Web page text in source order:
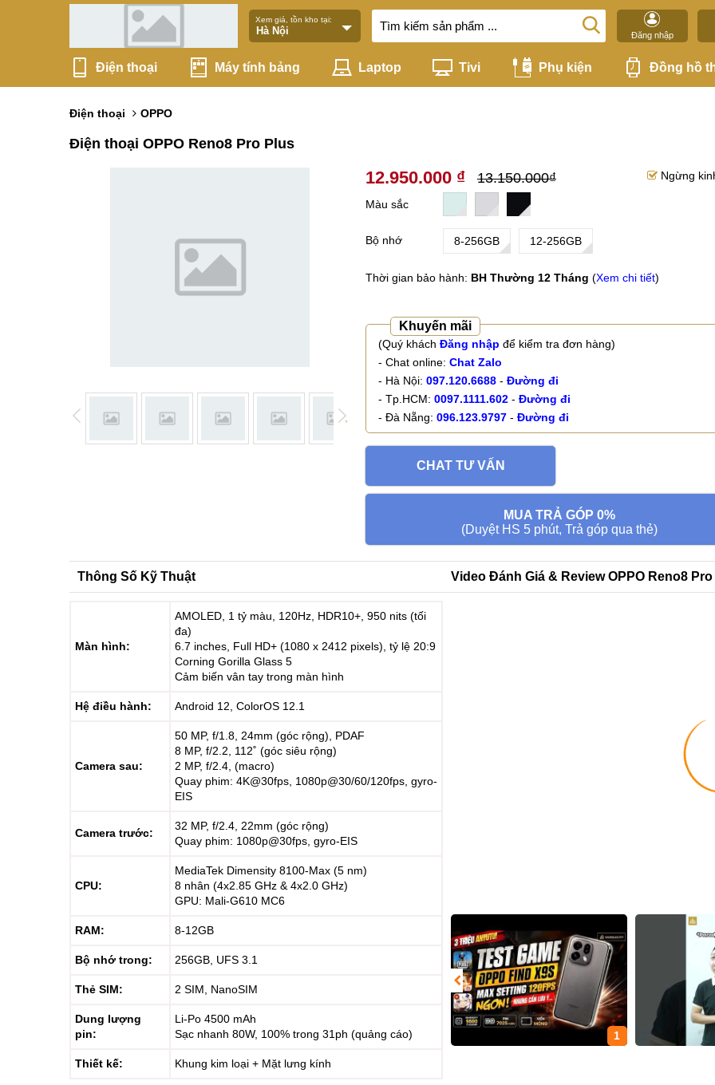
Xem giá, tồn kho tại:
Đăng nhập
Điện thoại Máy tính bảng Laptop Tivi Phụ kiện Đồng hồ
Điện thoại OPPO
Điện thoại OPPO Reno8 Pro Plus
12.950.000 ₫ 13.150.000₫ Ngừng
Màu sắc
Bộ nhớ 8-256GB 12-256GB
Thời gian bảo hành: BH Thường 12 Tháng (Xem chi tiết)
Khuyến mãi
(Quý khách Đăng nhập để kiểm tra đơn hàng)
- Chat online: Chat Zalo
- Hà Nội: 097.120.6688 - Đường đi
- Tp.HCM: 0097.1111.602 - Đường đi
- Đà Nẵng: 096.123.9797 - Đường đi
CHAT TƯ VẤN
MUA TRẢ GÓP 0%
(Duyệt HS 5 phút, Trả góp qua thẻ)
Thông Số Kỹ Thuật
Màn hình:
AMOLED, 1 tỷ màu, 120Hz, HDR10+, 950 nits (tối
đa)
6.7 inches, Full HD+ (1080 x 2412 pixels), tỷ lệ 20:9
Corning Gorilla Glass 5
Cảm biến vân tay trong màn hình
Hệ điều hành: Android 12, ColorOS 12.1
Camera sau:
50 MP, f/1.8, 24mm (góc rộng), PDAF
8 MP, f/2.2, 112˚ (góc siêu rộng)
2 MP, f/2.4, (macro)
Quay phim: 4K@30fps, 1080p@30/60/120fps, gyro-
EIS
Camera trước:
32 MP, f/2.4, 22mm (góc rộng)
Quay phim: 1080p@30fps, gyro-EIS
CPU:
MediaTek Dimensity 8100-Max (5 nm)
8 nhân (4x2.85 GHz & 4x2.0 GHz)
GPU: Mali-G610 MC6
RAM: 8-12GB
Bộ nhớ trong: 256GB, UFS 3.1
Thẻ SIM: 2 SIM, NanoSIM
Dung lượng
pin:
Li-Po 4500 mAh
Sạc nhanh 80W, 100% trong 31ph (quảng cáo)
Thiết kế: Khung kim loại + Mặt lưng kính
Video Đánh Giá & Review OPPO Reno8
1